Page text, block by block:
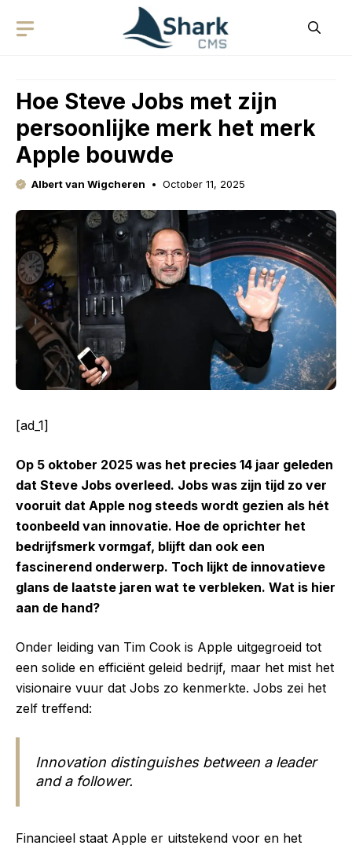
Hoe Steve Jobs met zijn
persoonlijke merk het merk
Apple bouwde
Albert van Wigcheren October 11, 2025
[ad_1]
Op 5 oktober 2025 was het precies 14 jaar geleden
dat Steve Jobs overleed. Jobs was zijn tijd zo ver
vooruit dat Apple nog steeds wordt gezien als hét
toonbeeld van innovatie. Hoe de oprichter het
bedrijfsmerk vormgaf, blijft dan ook een
fascinerend onderwerp. Toch lijkt de innovatieve
glans de laatste jaren wat te verbleken. Wat is hier
aan de hand?
Onder leiding van Tim Cook is Apple uitgegroeid tot
een solide en efficiënt geleid bedrijf, maar het mist het
visionaire vuur dat Jobs zo kenmerkte. Jobs zei het
zelf treffend:
Innovation distinguishes between a leader
and a follower.
Financieel staat Apple er uitstekend voor en het